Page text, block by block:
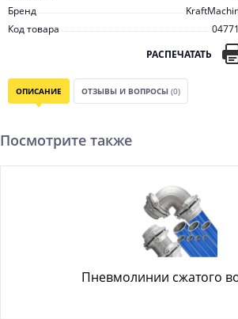
Бренд
Код товара
РАСПЕЧАТАТЬ
ОПИСАНИЕ ОТЗЫВЫ И ВОПРОСЫ (0)
Посмотрите также
Пневмолинии сжатого